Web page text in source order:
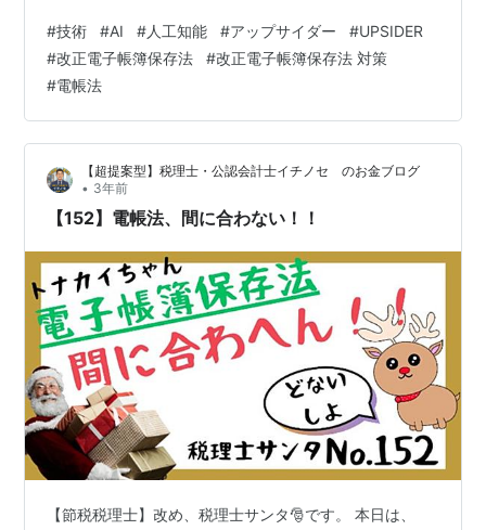
UPSIDER 事業内容 まとめ ニュースのポイント 2024年1
月から施行された改正電子帳簿保存法（電帳法）につい
て、振興企業の取り組みを紹介 アップサイダーは、最大
20枚分の領収書のデータを一括でカード利用実績とひも
付けるサービスを開発する 負荷増が予想されている経理
部門な…
#技術 #AI #人工知能 #アップサイダー #UPSIDER
#改正電子帳簿保存法 #改正電子帳簿保存法 対策
#電帳法
【超提案型】税理士・公認会計士イチノセ のお金ブログ
• 3年前
【152】電帳法、間に合わない！！
【節税税理士】改め、税理士サンタ🎅です。 本日は、